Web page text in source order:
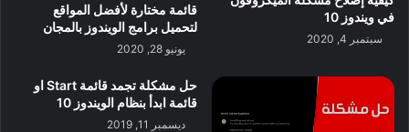
في ويندوز 10
سبتمبر 4, 2020
قائمة مختارة لأفضل المواقع
لتحميل برامج الويندوز بالمجان
يونيو 28, 2020
حل مشكلة تجمد قائمة Start او
قائمة ابدأ بنظام الويندوز 10
ديسمبر 11, 2019